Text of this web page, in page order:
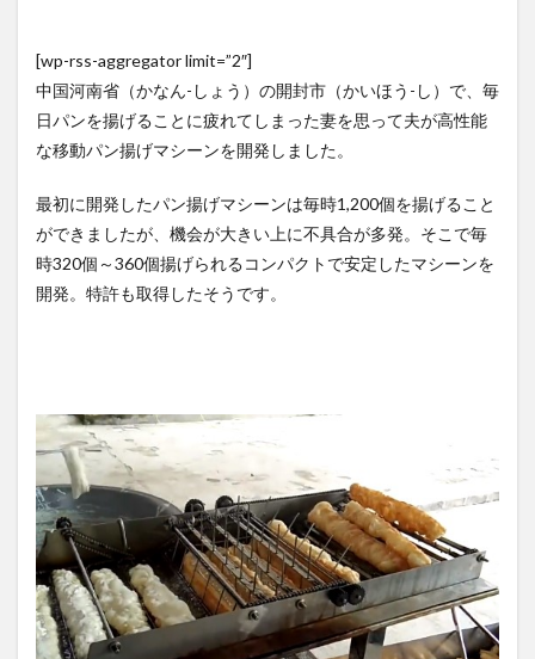
堅固に... (8/5)
【悲報】地球上で一番美味い
液体ｗｗｗｗｗｗｗｗｗｗｗ
ｗｗｗｗ...
NEW! (8/9)
CE... NEW! (8/9)
【悲報】ワンピース原作者・
尾田栄一郎さん、他の人と同
じ「漫画...
NEW! (8/9)
つもりな... (5/20)
お知らせ (3/25)
お知らせ (1/26)
顔20点、体80点と評価されて
いた女子学生が男子学生らの
性の...
(12/26)
【中国】パトカーの前で好演
技www当たり屋やお煽り運転
など盛... (3/1)
デアが...
【Xの車窓から】オービスかと
思ったら野生の炊飯器で草
ほか (8/6)
見する現場猫案件 ほか
(7/31)
ハードオフに売っていた4万
4000円のフィギュアがヤバす
私が上に物を投げるフリをす
韓国人「野球の天才大谷翔平
がML2度目のサヨナラ爆発！4
打数... (5/20)
【GIF】JSのカンチョーワロタ
(5/20)
【愕然】白のクラウン俺氏、
高速道路左車線を制限速度で
走った結... (5/20)
[wp-rss-aggregator limit=”2″]
中国河南省（かなん-しょう）の開封市（かいほう-し）で、毎
日パンを揚げることに疲れてしまった妻を思って夫が高性能
な移動パン揚げマシーンを開発しました。
最初に開発したパン揚げマシーンは毎時1,200個を揚げること
ができましたが、機会が大きい上に不具合が多発。そこで毎
時320個～360個揚げられるコンパクトで安定したマシーンを
開発。特許も取得したそうです。